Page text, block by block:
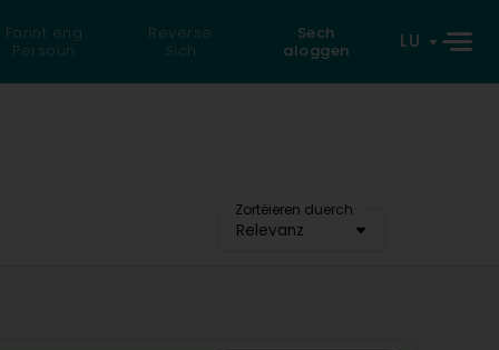
Fannt eng
Persoun
Reverse
Sich
Sech
aloggen
LU
Zortéieren duerch
Relevanz